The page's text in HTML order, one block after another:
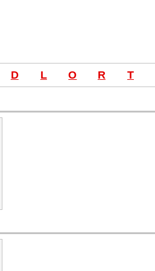
D L O R T